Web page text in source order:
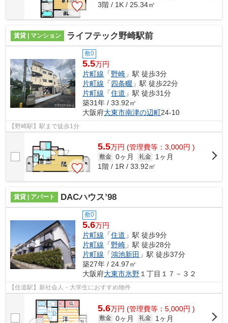
3階 / 1K / 25.34㎡
賃貸 | マンション ライフテック野崎駅前
敷0
5.5万円
片町線 「野崎 」駅 徒歩3分
片町線 「四条畷 」駅 徒歩22分
片町線 「住道 」駅 徒歩31分
築31年 / 33.92㎡
大阪府大東市南津の辺町24-10
【野崎駅】駅まで徒歩1分
5.5万円 (管理費等：3,000円 )
敷金 0ヶ月 礼金
1ヶ月
1階 / 1R / 33.92㎡
賃貸 | アパート DACハウス’98
敷0
5.6万円
片町線 「住道 」駅 徒歩9分
片町線 「野崎 」駅 徒歩28分
片町線 「鴻池新田 」駅 徒歩37分
築27年 / 24.97㎡
大阪府大東市氷野１丁目１７－３２
【住道駅】新社会人・大学生におすすめ物件
5.6万円 (管理費等：5,000円 )
敷金 0ヶ月 礼金
1ヶ月